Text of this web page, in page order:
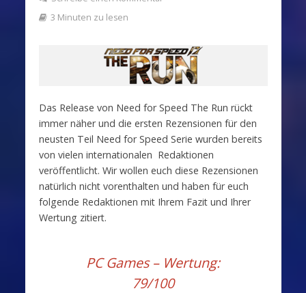
3 Minuten zu lesen
Das Release von Need for Speed The Run rückt
immer näher und die ersten Rezensionen für den
neusten Teil Need for Speed Serie wurden bereits
von vielen internationalen Redaktionen
veröffentlicht. Wir wollen euch diese Rezensionen
natürlich nicht vorenthalten und haben für euch
folgende Redaktionen mit Ihrem Fazit und Ihrer
Wertung zitiert.
PC Games– Wertung:
79/100